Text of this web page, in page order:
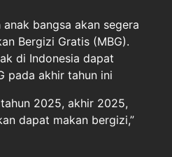
bangsa akan segera
Bergizi Gratis (MBG).
di Indonesia dapat
pada akhir tahun ini
2025, akhir 2025,
dapat makan bergizi,”